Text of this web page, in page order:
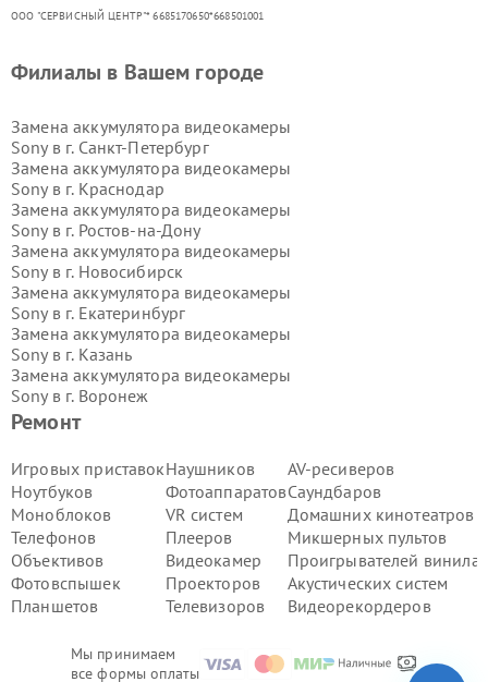
ООО "СЕРВИСНЫЙ ЦЕНТР"* 6685170650*668501001
Мы принимаем
все формы оплаты
Ремонт
Игровых приставок
Ноутбуков
Моноблоков
Телефонов
Объективов
Фотовспышек
Планшетов
Наушников
Фотоаппаратов
VR систем
Плееров
Видеокамер
Проекторов
Телевизоров
AV-ресиверов
Саундбаров
Домашних кинотеатров
Микшерных пультов
Проигрывателей винила
Акустических систем
Видеорекордеров
Филиалы в Вашем городе
Замена аккумулятора видеокамеры
Sony в г. Санкт-Петербург
Замена аккумулятора видеокамеры
Sony в г. Краснодар
Замена аккумулятора видеокамеры
Sony в г. Ростов-на-Дону
Замена аккумулятора видеокамеры
Sony в г. Новосибирск
Замена аккумулятора видеокамеры
Sony в г. Екатеринбург
Замена аккумулятора видеокамеры
Sony в г. Казань
Замена аккумулятора видеокамеры
Sony в г. Воронеж
Замена аккумулятора видеокамеры
Sony в г.Волгоград
Sony в г.Самара
Замена аккумулятора видеокамеры
Sony в г.Пермь
Замена аккумулятора видеокамеры
Sony в г.Красноярск
Замена аккумулятора видеокамеры
Sony в г.Ижевск
Замена аккумулятора видеокамеры
Sony в г. Челябинск
Замена аккумулятора видеокамеры